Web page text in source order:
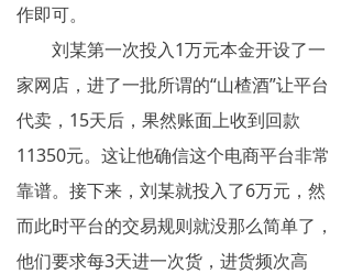
作即可。
刘某第一次投入1万元本金开设了一
家网店，进了一批所谓的“山楂酒”让平台
代卖，15天后，果然账面上收到回款
11350元。这让他确信这个电商平台非常
靠谱。接下来，刘某就投入了6万元，然
而此时平台的交易规则就没那么简单了，
他们要求每3天进一次货，进货频次高